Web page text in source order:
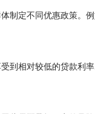
制定不同优惠政策。例
到相对较低的贷款利率